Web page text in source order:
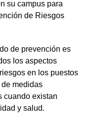
su campus para
de Riesgos
de prevención es
los aspectos
en los puestos
medidas
cuando existan
y salud.